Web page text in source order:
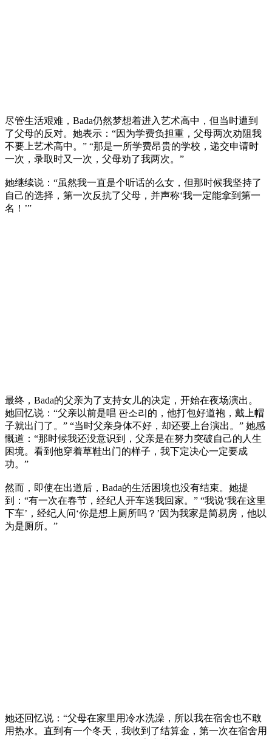
尽管生活艰难，Bada仍然梦想着进入艺术高中，但当时遭到
了父母的反对。她表示：“因为学费负担重，父母两次劝阻我
不要上艺术高中。” “那是一所学费昂贵的学校，递交申请时
一次，录取时又一次，父母劝了我两次。”
她继续说：“虽然我一直是个听话的么女，但那时候我坚持了
自己的选择，第一次反抗了父母，并声称‘我一定能拿到第一
名！’”
最终，Bada的父亲为了支持女儿的决定，开始在夜场演出。
她回忆说：“父亲以前是唱 판소리的，他打包好道袍，戴上帽
子就出门了。” “当时父亲身体不好，却还要上台演出。” 她感
慨道：“那时候我还没意识到，父亲是在努力突破自己的人生
困境。看到他穿着草鞋出门的样子，我下定决心一定要成
功。”
然而，即使在出道后，Bada的生活困境也没有结束。她提
到：“有一次在春节，经纪人开车送我回家。” “我说‘我在这里
下车’，经纪人问‘你是想上厕所吗？’因为我家是简易房，他以
为是厕所。”
她还回忆说：“父母在家里用冷水洗澡，所以我在宿舍也不敢
用热水。直到有一个冬天，我收到了结算金，第一次在宿舍用